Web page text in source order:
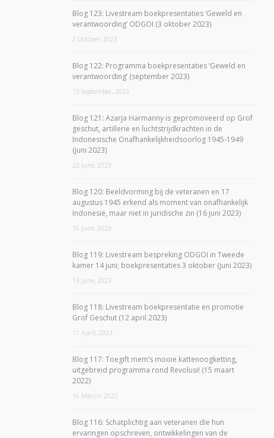
Blog 123: Livestream boekpresentaties ‘Geweld en
verantwoording’ ODGOI (3 oktober 2023)
2 October, 2023
Blog 122: Programma boekpresentaties ‘Geweld en
verantwoording’ (september 2023)
13 September, 2023
Blog 121: Azarja Harmanny is gepromoveerd op Grof
geschut, artillerie en luchtstrijdkrachten in de
Indonesische Onafhankelijkheidsoorlog 1945-1949
(juni 2023)
22 June, 2023
Blog 120: Beeldvorming bij de veteranen en 17
augustus 1945 erkend als moment van onafhankelijk
Indonesië, maar niet in juridische zin (16 juni 2023)
16 June, 2023
Blog 119: Livestream bespreking ODGOI in Tweede
kamer 14 juni; boekpresentaties 3 oktober (juni 2023)
13 June, 2023
Blog 118: Livestream boekpresentatie en promotie
Grof Geschut (12 april 2023)
11 April, 2023
Blog 117: Toegift mem’s mooie kattenoogketting,
uitgebreid programma rond Revolusi! (15 maart
2022)
16 March, 2022
Blog 116: Schatplichtig aan veteranen die hun
ervaringen opschreven, ontwikkelingen van de